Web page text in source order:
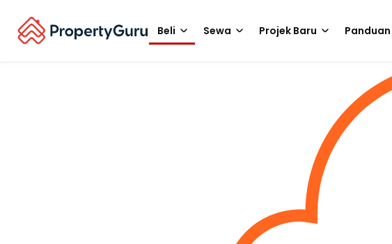
Beli Sewa Projek Baru Panduan